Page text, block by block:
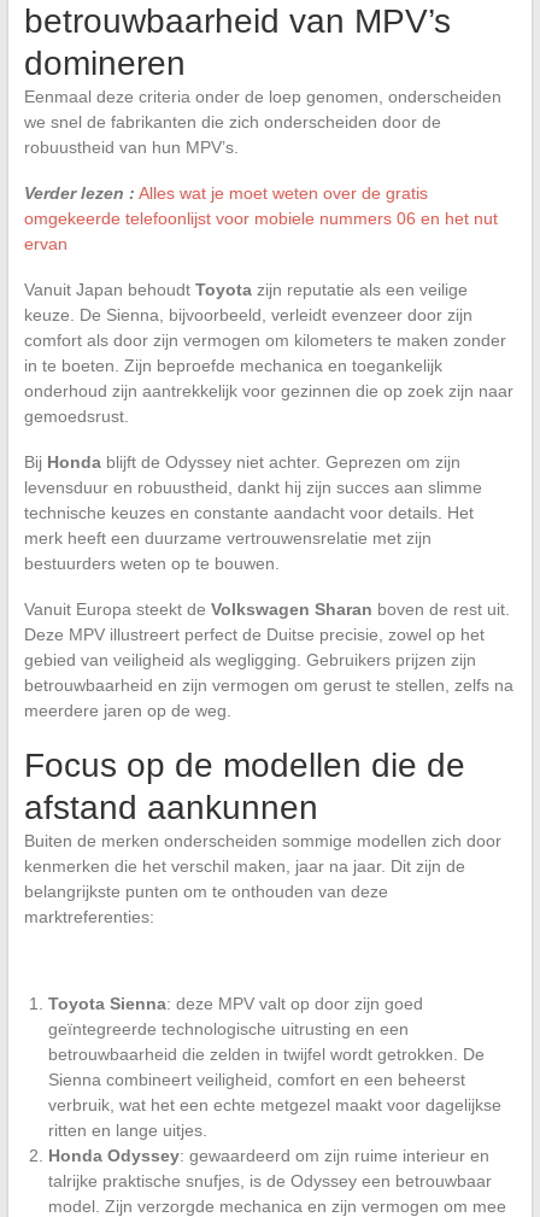
betrouwbaarheid van MPV’s
domineren
Eenmaal deze criteria onder de loep genomen, onderscheiden
we snel de fabrikanten die zich onderscheiden door de
robuustheid van hun MPV’s.
Verder lezen : Alles wat je moet weten over de gratis
omgekeerde telefoonlijst voor mobiele nummers 06 en het nut
ervan
Vanuit Japan behoudt Toyotazijn reputatie als een veilige
keuze. De Sienna, bijvoorbeeld, verleidt evenzeer door zijn
comfort als door zijn vermogen om kilometers te maken zonder
in te boeten. Zijn beproefde mechanica en toegankelijk
onderhoud zijn aantrekkelijk voor gezinnen die op zoek zijn naar
gemoedsrust.
Bij Hondablijft de Odyssey niet achter. Geprezen om zijn
levensduur en robuustheid, dankt hij zijn succes aan slimme
technische keuzes en constante aandacht voor details. Het
merk heeft een duurzame vertrouwensrelatie met zijn
bestuurders weten op te bouwen.
Vanuit Europa steekt de Volkswagen Sharan boven de rest uit.
Deze MPV illustreert perfect de Duitse precisie, zowel op het
gebied van veiligheid als wegligging. Gebruikers prijzen zijn
betrouwbaarheid en zijn vermogen om gerust te stellen, zelfs na
meerdere jaren op de weg.
Focus op de modellen die de
afstand aankunnen
Buiten de merken onderscheiden sommige modellen zich door
kenmerken die het verschil maken, jaar na jaar. Dit zijn de
belangrijkste punten om te onthouden van deze
marktreferenties:
Toyota Sienna: deze MPV valt op door zijn goed
geïntegreerde technologische uitrusting en een
betrouwbaarheid die zelden in twijfel wordt getrokken. De
Sienna combineert veiligheid, comfort en een beheerst
verbruik, wat het een echte metgezel maakt voor dagelijkse
ritten en lange uitjes.
Honda Odyssey: gewaardeerd om zijn ruime interieur en
talrijke praktische snufjes, is de Odyssey een betrouwbaar
model. Zijn verzorgde mechanica en zijn vermogen om mee